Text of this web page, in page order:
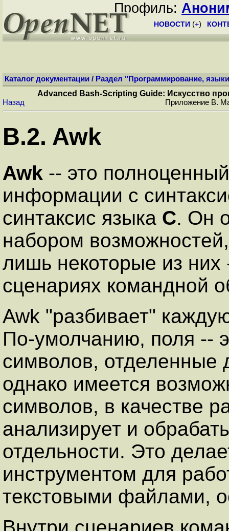
Профиль:
НОВОСТИ (+)
Каталог документации / Раздел "Программирование,
Advanced Bash-Scripting Guide: Искусство
Назад Приложение B.
B.2. Awk
Awk -- это
информации с
синтаксис языка C. Он
набором
лишь некоторые из
сценариях командной
Awk "разбивает"
По-умолчанию, поля --
символов, отделенные
однако имеется
символов, в качестве
анализирует и
отдельности. Это
инструментом для
текстовыми файлами,